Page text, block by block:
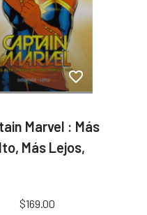
Marvel : Más
Más Lejos,
$169.00